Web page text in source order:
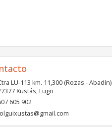
LU-113 km. 11,300 (Rozas - Abadín)
Xustás,Lugo
605 902